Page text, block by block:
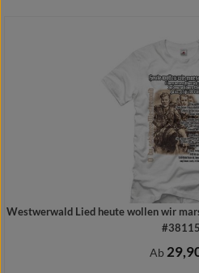
Details
Westwerwald Lied heute wollen wir
#38115
Regulärer
Ab